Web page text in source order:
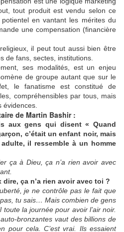
tout produit est vendu selon ce
en vantant les mérites du
une compensation (financière
il peut tout aussi bien être
de fans, sectes, institutions.
ses modalités, est un enjeu
de groupe autant que sur le
le fanatisme est constitué de
compréhensibles par tous, mais
de Martin Bashir :
aux gens qui disent « Quand
c’était un enfant noir, mais
il ressemble à un homme
ça à Dieu, ça n’a rien avoir avec
dire, ça n’a rien avoir avec toi ?
je ne contrôle pas le fait que
tu sais… Mais combien de gens
la journée pour avoir l’air noir.
bronzantes vaut des billions de
pour cela. C’est vrai. Ils essaient